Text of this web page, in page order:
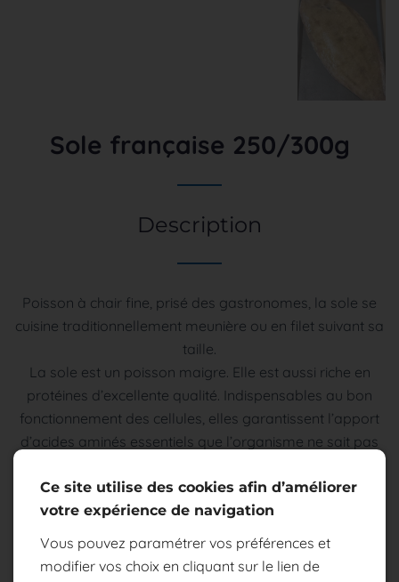
Sole française 250/300g
Description
Poisson à chair fine, prisé des gastronomes, la sole se
cuisine traditionnellement meunière ou en filet suivant sa
taille.
La sole est un poisson maigre. Elle est aussi riche en
protéines d’excellente qualité. Indispensables au bon
fonctionnement des cellules, elles garantissent l’apport
d’acides aminés essentiels que l’organisme ne sait pas
minéraux : du phosphore et du calcium, bénéfiques pour
le maintien du capital osseux ainsi que du fer, bon pour
le tonus.
Bonne pour notre organisme et bonne pour nos papilles,
Ce site utilise des cookies afin d’améliorer
votre expérience de navigation
Vous pouvez paramétrer vos préférences et
modifier vos choix en cliquant sur le lien de